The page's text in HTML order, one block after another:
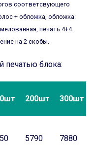
соответсвующего
+ обложка, обложка:
печать 4+4
на 2 скобы.
печатью блока:
200шт 300шт
5790 7880